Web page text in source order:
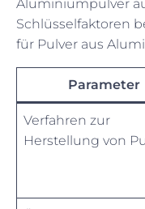
Aluminiumpulver
Schlüsselfaktoren
für Pulver aus
Parameter
Verfahren zur
Herstellung von